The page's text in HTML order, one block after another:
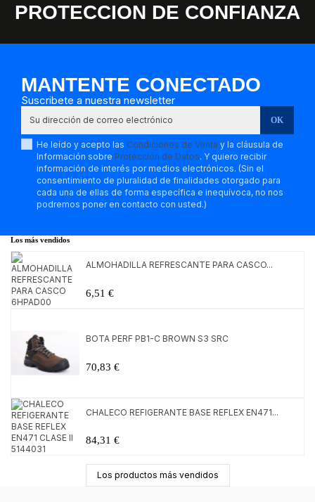
PROTECCION DE CONFIANZA
MANTENTE CONECTADO
Suscribete a nuestra newsletter
He leído y acepto las Condiciones de Venta y la cláusula de
Información sobre Protección de Datos. Y quiero recibir
información de interés por medios electrónicos. (Sin el
consentimiento de pluralidad de finalidades otorgado para
cada una de ellas de forma específica e inequívoca, no nos
podremos poner en contacto con usted.)
Los más vendidos
ALMOHADILLA REFRESCANTE PARA CASCO...
6,51 €
BOTA PERF PB1-C BROWN S3 SRC
70,83 €
CHALECO REFIGERANTE BASE REFLEX EN471...
84,31 €
Los productos más vendidos